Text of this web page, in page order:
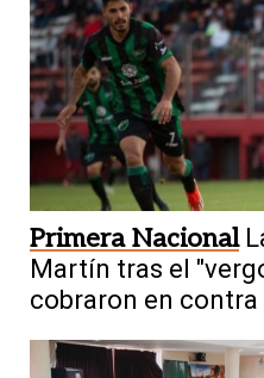
Primera Nacional
Martín tras el
cobraron en contra